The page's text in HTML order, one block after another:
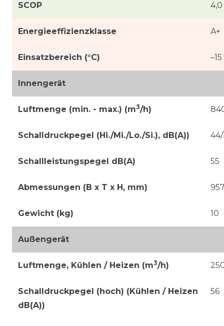
SCOP 4,0
Energieeffizienzklasse A+
Einsatzbereich (°C)
Innengerät
Luftmenge (min. - max.) (m3/h)
Schalldruckpegel (Hi./Mi./Lo./Si.), dB(A))
Schallleistungspegel dB(A) 55
Abmessungen (B x T x H, mm)
Gewicht (kg) 10
Außengerät
Luftmenge, Kühlen / Heizen (m3/h)
Schalldruckpegel (hoch) (Kühlen / Heizen
dB(A))
56